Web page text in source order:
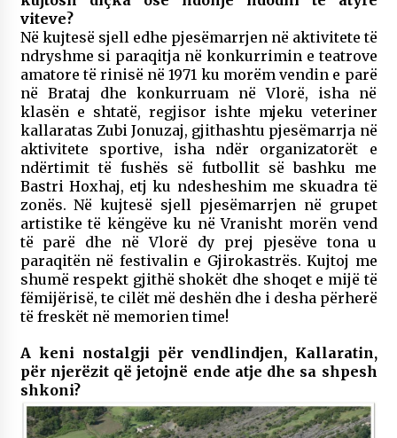
viteve?
Në kujtesë sjell edhe pjesëmarrjen në aktivitete të
ndryshme si paraqitja në konkurrimin e teatrove
amatore të rinisë në 1971 ku morëm vendin e parë
në Brataj dhe konkurruam në Vlorë, isha në
klasën e shtatë, regjisor ishte mjeku veteriner
kallaratas Zubi Jonuzaj, gjithashtu pjesëmarrja në
aktivitete sportive, isha ndër organizatorët e
ndërtimit të fushës së futbollit së bashku me
Bastri Hoxhaj, etj ku ndesheshim me skuadra të
zonës. Në kujtesë sjell pjesëmarrjen në grupet
artistike të këngëve ku në Vranisht morën vend
të parë dhe në Vlorë dy prej pjesëve tona u
paraqitën në festivalin e Gjirokastrës. Kujtoj me
shumë respekt gjithë shokët dhe shoqet e mijë të
fëmijërisë, te cilët më deshën dhe i desha përherë
të freskët në memorien time!
A keni nostalgji për vendlindjen, Kallaratin,
për njerëzit që jetojnë ende atje dhe sa shpesh
shkoni?